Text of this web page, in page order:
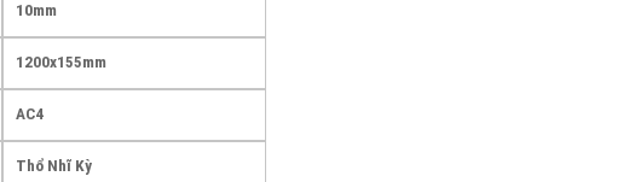
10mm
1200x155mm
AC4
Thổ Nhĩ Kỳ